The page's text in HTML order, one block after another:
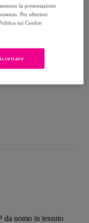
uomo in tessuto
la presentazione
Per ulteriori
sui Cookie